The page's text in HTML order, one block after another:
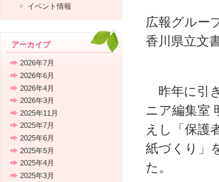
広報グル
香川県立文
昨年に引
ニア編集室
えし「保護
紙づくり」
た。
イベント情報
アーカイブ
2026年7月
2026年6月
2026年4月
2026年3月
2025年11月
2025年7月
2025年6月
2025年5月
2025年4月
2025年3月